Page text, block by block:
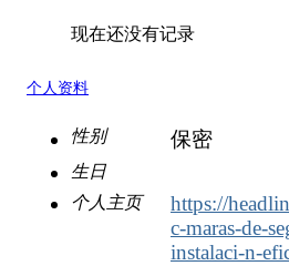
现在还没有记录
个人资料
性别 保密
生日
个人主页
https://
c-maras-de-
instalaci-n-